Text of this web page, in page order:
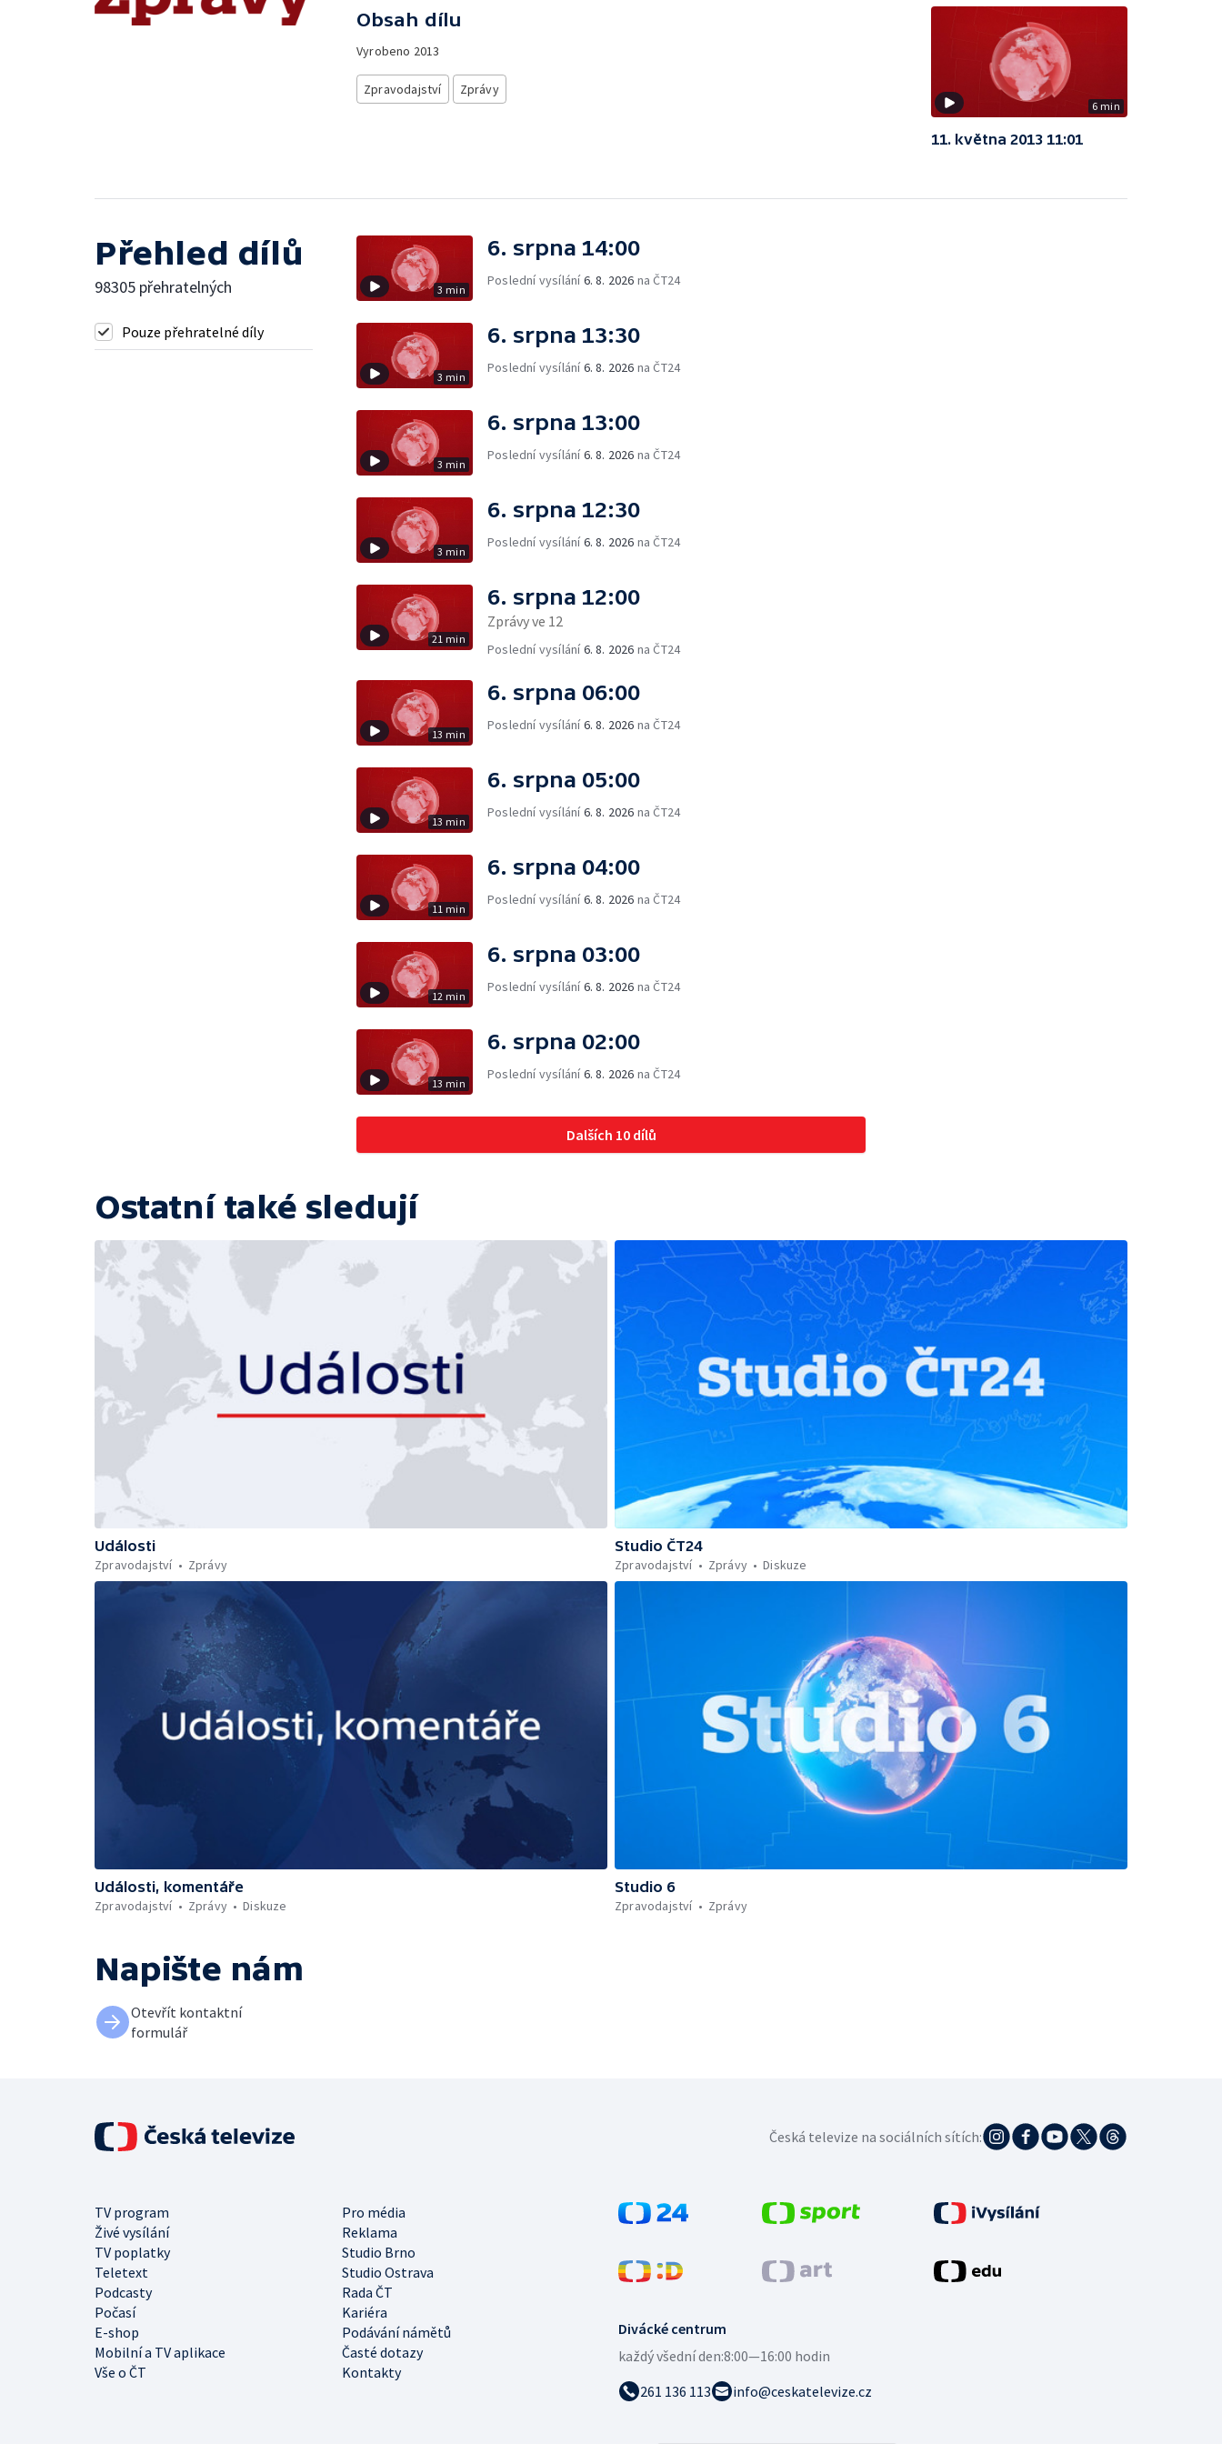
Obsah dílu
Vyrobeno 2013
Zpravodajství Zprávy
6 min
11. května 2013 11:01
Přehled dílů
98305 přehratelných
Pouze přehratelné díly
3 min
6. srpna 14:00
Poslední vysílání6. 8. 2026 na ČT24
3 min
6. srpna 13:30
Poslední vysílání6. 8. 2026 na ČT24
3 min
6. srpna 13:00
Poslední vysílání6. 8. 2026 na ČT24
3 min
6. srpna 12:30
Poslední vysílání6. 8. 2026 na ČT24
21 min
6. srpna 12:00
Zprávy ve 12
Poslední vysílání6. 8. 2026 na ČT24
13 min
6. srpna 06:00
Poslední vysílání6. 8. 2026 na ČT24
13 min
6. srpna 05:00
Poslední vysílání6. 8. 2026 na ČT24
11 min
6. srpna 04:00
Poslední vysílání6. 8. 2026 na ČT24
12 min
6. srpna 03:00
Poslední vysílání6. 8. 2026 na ČT24
13 min
6. srpna 02:00
Poslední vysílání6. 8. 2026 na ČT24
Dalších 10 dílů
Ostatní také sledují
Události
Zpravodajství
Zprávy
Studio ČT24
Zpravodajství
Zprávy Diskuze
Události, komentáře
Zpravodajství
Zprávy Diskuze
Studio 6
Zpravodajství
Zprávy
Napište nám
Otevřít kontaktní
formulář
Divácké centrum
každý všední den:8:00—16:00 hodin
261 136 113
info@ceskatelevize.cz
TV program
Pro média
Živé vysílání
Reklama
TV poplatky
Studio Brno
Teletext
Studio Ostrava
Podcasty
Rada ČT
Počasí
Kariéra
E-shop
Podávání námětů
Mobilní a TV aplikace
Časté dotazy
Vše o ČT
Kontakty
Česká televize na sociálních sítích: